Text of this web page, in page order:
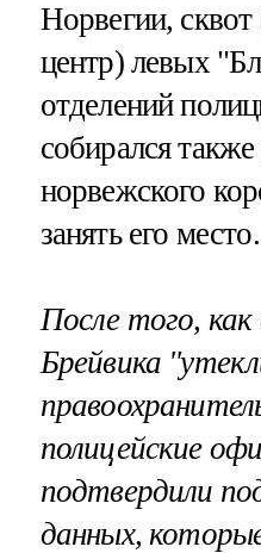
Норвегии,
центр) левых
отделений
собирался
норвежского
занять его место.
После того, как
Брейвика
полицейские
подтвердили
данных,